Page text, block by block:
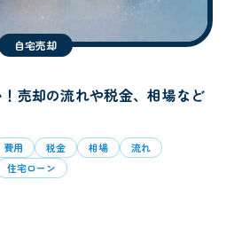
自宅売却
売却の流れや税金、相場など
費用 税金 相場
流れ
住宅ローン